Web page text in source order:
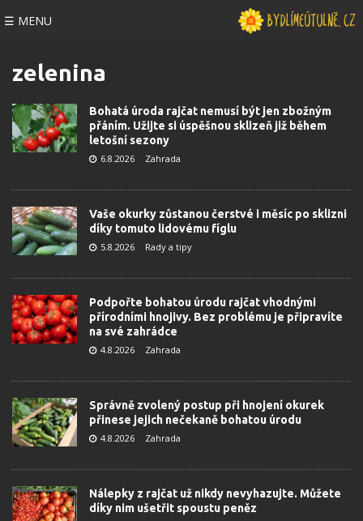
☰ MENU
zelenina
Bohatá úroda rajčat nemusí být jen zbožným
přáním. Užijte si úspěšnou sklizeň již během
letošní sezony
6.8.2026 Zahrada
Vaše okurky zůstanou čerstvé i měsíc po sklizni
díky tomuto lidovému fíglu
5.8.2026 Rady a tipy
Podpořte bohatou úrodu rajčat vhodnými
přírodními hnojivy. Bez problému je připravíte
na své zahrádce
4.8.2026 Zahrada
Správně zvolený postup při hnojení okurek
přinese jejich nečekaně bohatou úrodu
4.8.2026 Zahrada
Nálepky z rajčat už nikdy nevyhazujte. Můžete
díky nim ušetřit spoustu peněz